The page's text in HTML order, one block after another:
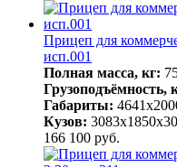
Прицеп для
исп.001
Полная масса, кг:
Грузоподъёмность,
Габариты:
Кузов:
166 100 руб.